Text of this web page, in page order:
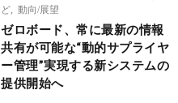
ど
動向/展望
ゼロボード、常に最新の情報
共有が可能な“動的サプライヤ
ー管理”実現する新システムの
提供開始へ